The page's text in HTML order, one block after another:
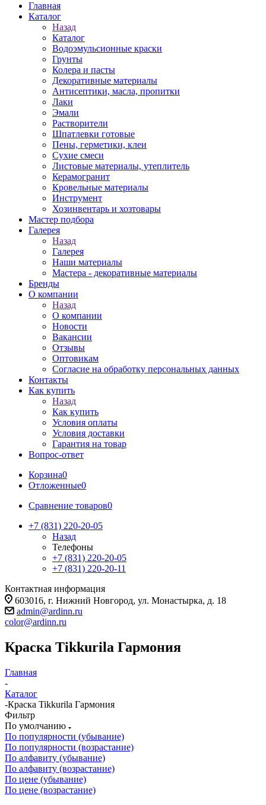
Главная
Каталог
Назад
Каталог
Водоэмульсионные краски
Грунты
Колера и пасты
Декоративные материалы
Антисептики, масла, пропитки
Лаки
Эмали
Растворители
Шпатлевки готовые
Пены, герметики, клеи
Сухие смеси
Листовые материалы, утеплитель
Керамогранит
Кровельные материалы
Инструмент
Хозинвентарь и хозтовары
Мастер подбора
Галерея
Назад
Галерея
Наши материалы
Мастера - декоративные материалы
Бренды
О компании
Назад
О компании
Новости
Вакансии
Отзывы
Оптовикам
Cогласие на обработку персональных данных
Контакты
Как купить
Назад
Как купить
Условия оплаты
Условия доставки
Гарантия на товар
Вопрос-ответ
Корзина0
Отложенные0
Сравнение товаров0
+7 (831) 220-20-05
Назад
Телефоны
+7 (831) 220-20-05
+7 (831) 220-20-11
Контактная информация
603016, г. Нижний Новгород, ул. Монастырка, д. 18
admin@ardinn.ru
color@ardinn.ru
Краска Tikkurila Гармония
Главная
-
Каталог
-Краска Tikkurila Гармония
Фильтр
По умолчанию
По популярности (убывание)
По популярности (возрастание)
По алфавиту (убывание)
По алфавиту (возрастание)
По цене (убывание)
По цене (возрастание)